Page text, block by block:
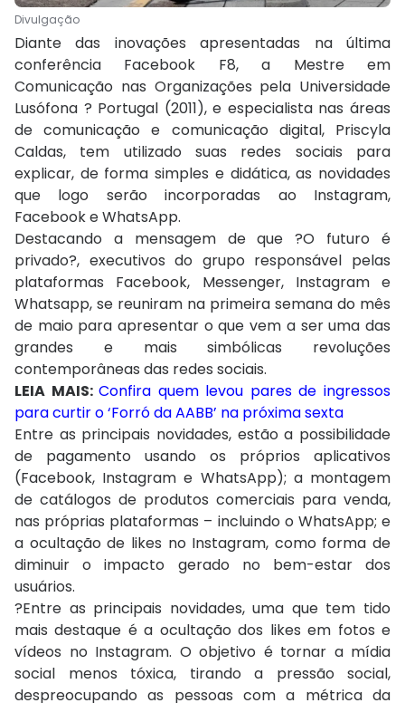
Divulgação
Diante das inovações apresentadas na última
conferência Facebook F8, a Mestre em
Comunicação nas Organizações pela Universidade
Lusófona ? Portugal (2011), e especialista nas áreas
de comunicação e comunicação digital, Priscyla
Caldas, tem utilizado suas redes sociais para
explicar, de forma simples e didática, as novidades
que logo serão incorporadas ao Instagram,
Facebook e WhatsApp.
Destacando a mensagem de que ?O futuro é
privado?, executivos do grupo responsável pelas
plataformas Facebook, Messenger, Instagram e
Whatsapp, se reuniram na primeira semana do mês
de maio para apresentar o que vem a ser uma das
grandes e mais simbólicas revoluções
contemporâneas das redes sociais.
LEIA MAIS:Confira quem levou pares de ingressos
para curtir o ‘Forró da AABB’ na próxima sexta
Entre as principais novidades, estão a possibilidade
de pagamento usando os próprios aplicativos
(Facebook, Instagram e WhatsApp); a montagem
de catálogos de produtos comerciais para venda,
nas próprias plataformas – incluindo o WhatsApp; e
a ocultação de likes no Instagram, como forma de
diminuir o impacto gerado no bem-estar dos
usuários.
?Entre as principais novidades, uma que tem tido
mais destaque é a ocultação dos likes em fotos e
vídeos no Instagram. O objetivo é tornar a mídia
social menos tóxica, tirando a pressão social,
despreocupando as pessoas com a métrica da